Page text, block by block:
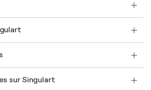
commercial
tant qu'Artiste
sur Singulart